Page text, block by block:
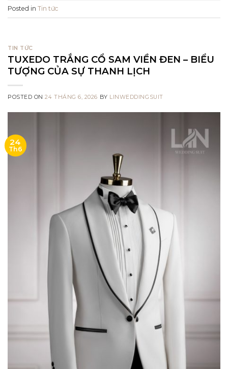
Posted in Tin tức
TIN TỨC
TUXEDO TRẮNG CỔ SAM VIỀN ĐEN – BIỂU
TƯỢNG CỦA SỰ THANH LỊCH
POSTED ON24 THÁNG 6, 2026 BY LINWEDDINGSUIT
24
Th6